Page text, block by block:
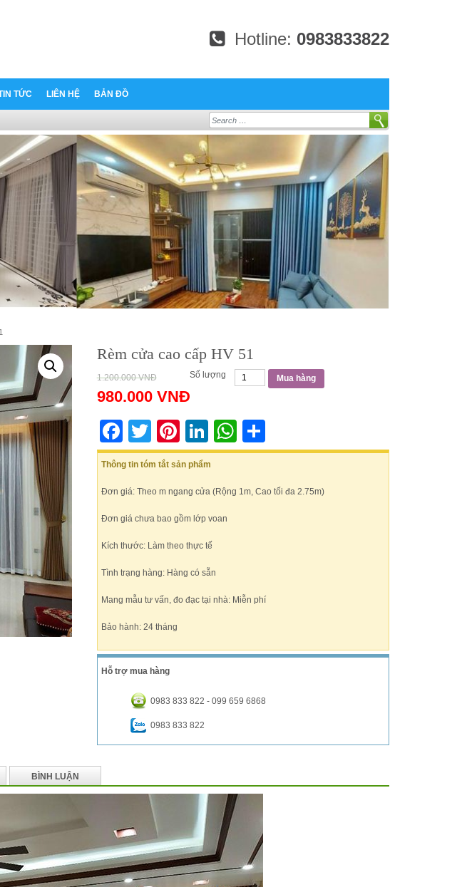
Hotline: 0983833822
TỨC LIÊN HỆ BẢN ĐỒ
Search
Rèm cửa cao cấp HV 51
1.200.000VNĐ
980.000 VNĐ
Số lượng Mua hàng
Facebook
TwitterPinterest
LinkedIn
WhatsApp
Thông tin tóm tắt sản phẩm
Đơn giá: Theo m ngang cửa (Rộng 1m, Cao tối đa 2.75m)
Đơn giá chưa bao gồm lớp voan
Kích thước: Làm theo thực tế
Tình trạng hàng: Hàng có sẵn
Mang mẫu tư vấn, đo đạc tại nhà: Miễn phí
Bảo hành: 24 tháng
Hỗ trợ mua hàng
0983 833 822 - 099 659 6868
0983 833 822
BÌNH LUẬN